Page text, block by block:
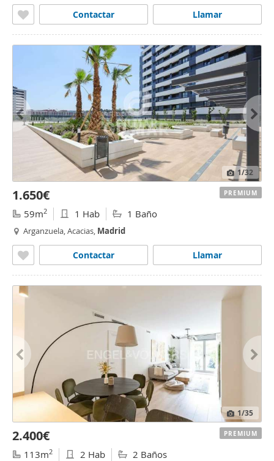
Llamar
Contactar
1/32
1.650€
59m2 1 Hab 1 Baño
Arganzuela, Acacias, Madrid
Llamar
Contactar
PREMIUM
1/35
2.400€
113m2 2 Hab 2 Baños
PREMIUM